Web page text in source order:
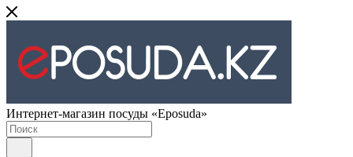
Интернет-магазин посуды «Eposuda»